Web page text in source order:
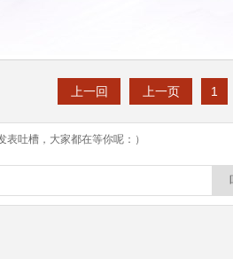
上一回 上一页 1
吐槽，大家都在等你呢：）